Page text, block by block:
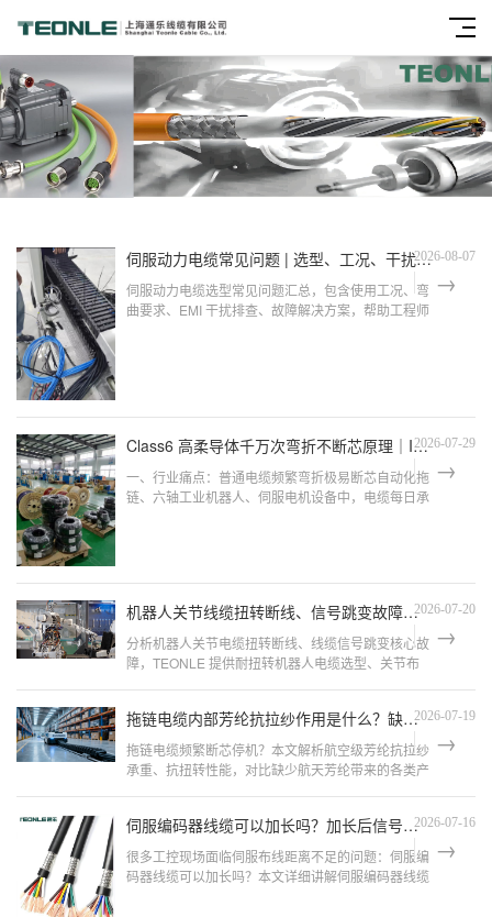
伺服动力电缆常见问题 | 选型、工况、干扰解决方案 FAQ
2026-08-07
伺服动力电缆选型常见问题汇总，包含使用工况、弯
曲要求、EMI 干扰排查、故障解决方案，帮助工程师
Class6 高柔导体千万次弯折不断芯原理｜IEC60228 高柔性拖链电缆抗疲劳技术
2026-07-29
一、行业痛点：普通电缆频繁弯折极易断芯自动化拖
链、六轴工业机器人、伺服电机设备中，电缆每日承
机器人关节线缆扭转断线、信号跳变故障根源分析与全套整改方案2026-07-20
分析机器人关节电缆扭转断线、线缆信号跳变核心故
障，TEONLE 提供耐扭转机器人电缆选型、关节布
www.teonle...
拖链电缆内部芳纶抗拉纱作用是什么？缺少会有哪些故障？2026-07-19
拖链电缆频繁断芯停机？本文解析航空级芳纶抗拉纱
承重、抗扭转性能，对比缺少航天芳纶带来的各类产
伺服编码器线缆可以加长吗？加长后信号衰减完美解决方案2026-07-16
很多工控现场面临伺服布线距离不足的问题：伺服编
码器线缆可以加长吗？本文详细讲解伺服编码器线缆